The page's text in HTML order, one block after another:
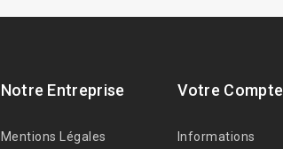
Notre Entreprise
Mentions Légales
Votre Compte
Informations